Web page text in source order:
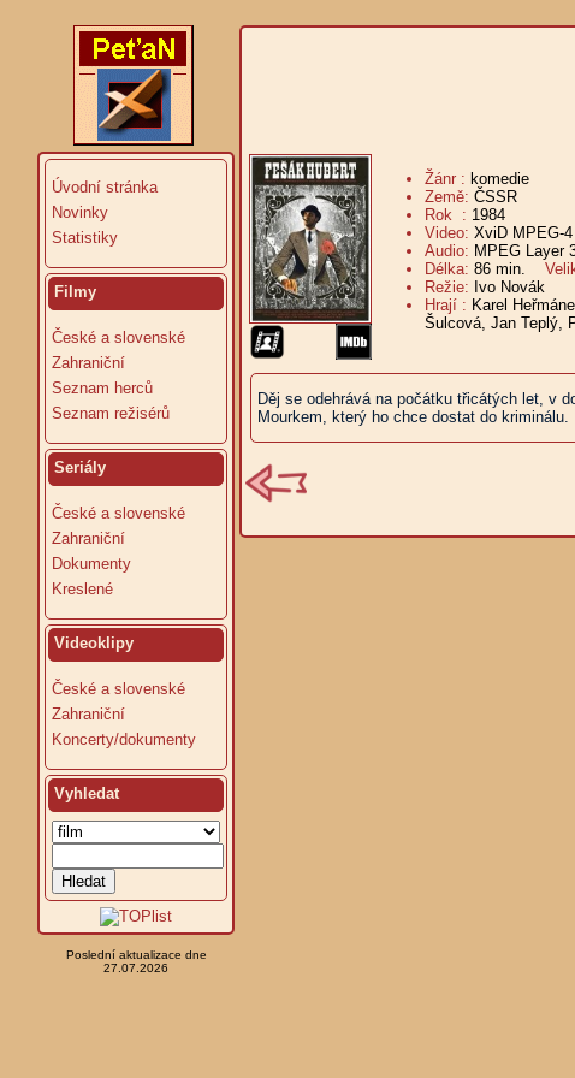
Úvodní stránka
Novinky
Statistiky
Filmy
České a slovenské
Zahraniční
Seznam herců
Seznam režisérů
Seriály
České a slovenské
Zahraniční
Dokumenty
Kreslené
Videoklipy
České a slovenské
Zahraniční
Koncerty/dokumenty
Vyhledat
Poslední aktualizace dne
27.07.2026
Žánr : komedie
Země: ČSSR
Rok : 1984
Video: XviD MPEG-
Audio: MPEG Layer
Délka: 86 min.
Režie: Ivo Novák
Hrají : Karel
Šulcová, Jan Teplý,
Děj se odehrává na počátku třicátých let, v
Mourkem, který ho chce dostat do